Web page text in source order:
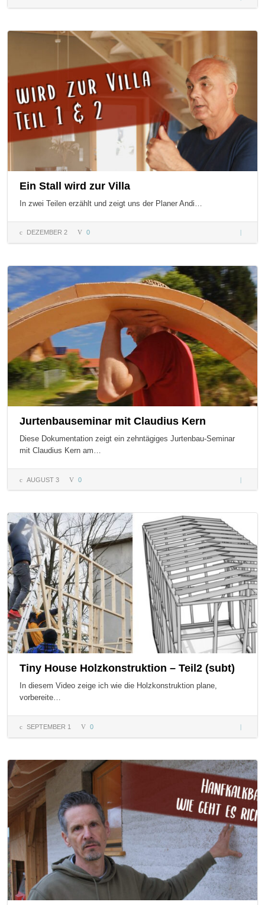
Männer
Ein Stall wird zur Villa
In zwei Teilen erzählt und zeigt uns der Planer Andi…
DEZEMBER 2 0
Stall
zur
Villa
Jurtenbauseminar mit Claudius Kern
Diese Dokumentation zeigt ein zehntägiges Jurtenbau-Seminar
mit Claudius Kern am…
AUGUST 3 0
mit
Tiny House Holzkonstruktion – Teil2 (subt)
In diesem Video zeige ich wie die Holzkonstruktion plane,
vorbereite…
SEPTEMBER 1 0